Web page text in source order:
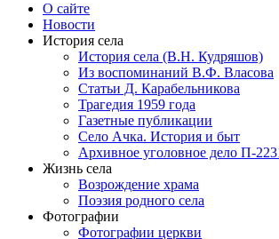
О сайте
Новости
История села
История села (В.Н. Кудряшов)
Из воспоминаний В.Ф. Власова
Статьи Д. Карабельникова
Трагедия 1959 года
Газетные публикации
Село Ачка. История и быт
Архивное уголовное дело П-
Жизнь села
Возрождение храма
Поэзия родного села
Фотографии
Фотографии церкви